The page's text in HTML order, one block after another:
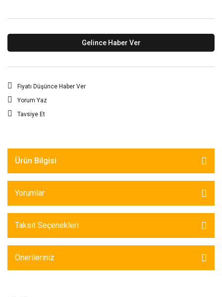
Gelince Haber Ver
Fiyatı Düşünce Haber Ver
Yorum Yaz
Tavsiye Et
Ürün Bilgisi
Yorumlar
Taksit Seçenekleri
Önerileriniz